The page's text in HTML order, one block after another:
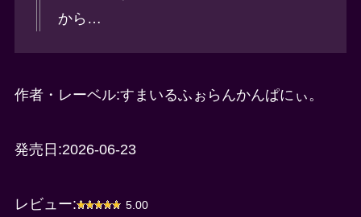
から…
作者・レーベル:すまいるふぉらんかんぱにぃ。
発売日:2026-06-23
レビュー: 5.00